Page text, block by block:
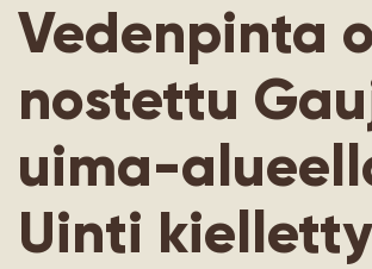
Vedenpinta
nostettu
uima-
Uinti kielletty